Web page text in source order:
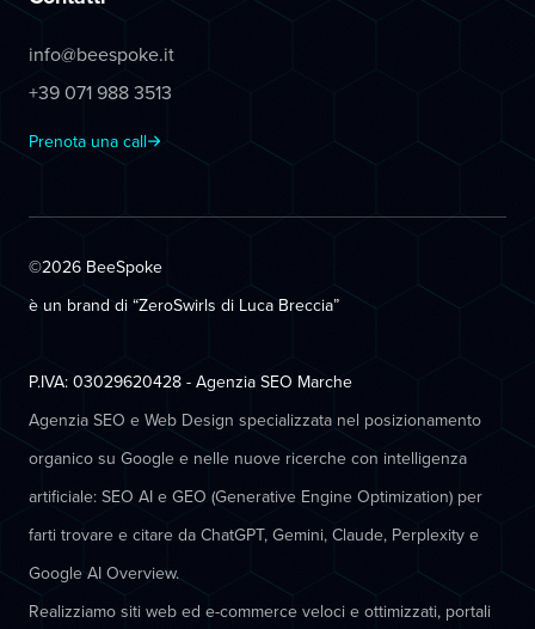
info@beespoke.it
+39 071 988 3513
Prenota una call
©2026 BeeSpoke
è un brand di “ZeroSwirls di Luca Breccia”
P.IVA: 03029620428 - Agenzia SEO Marche
Agenzia SEO e Web Design specializzata nel posizionamento
organico su Google e nelle nuove ricerche con intelligenza
artificiale: SEO AI e GEO (Generative Engine Optimization) per
farti trovare e citare da ChatGPT, Gemini, Claude, Perplexity e
Google AI Overview.
Realizziamo siti web ed e-commerce veloci e ottimizzati, portali